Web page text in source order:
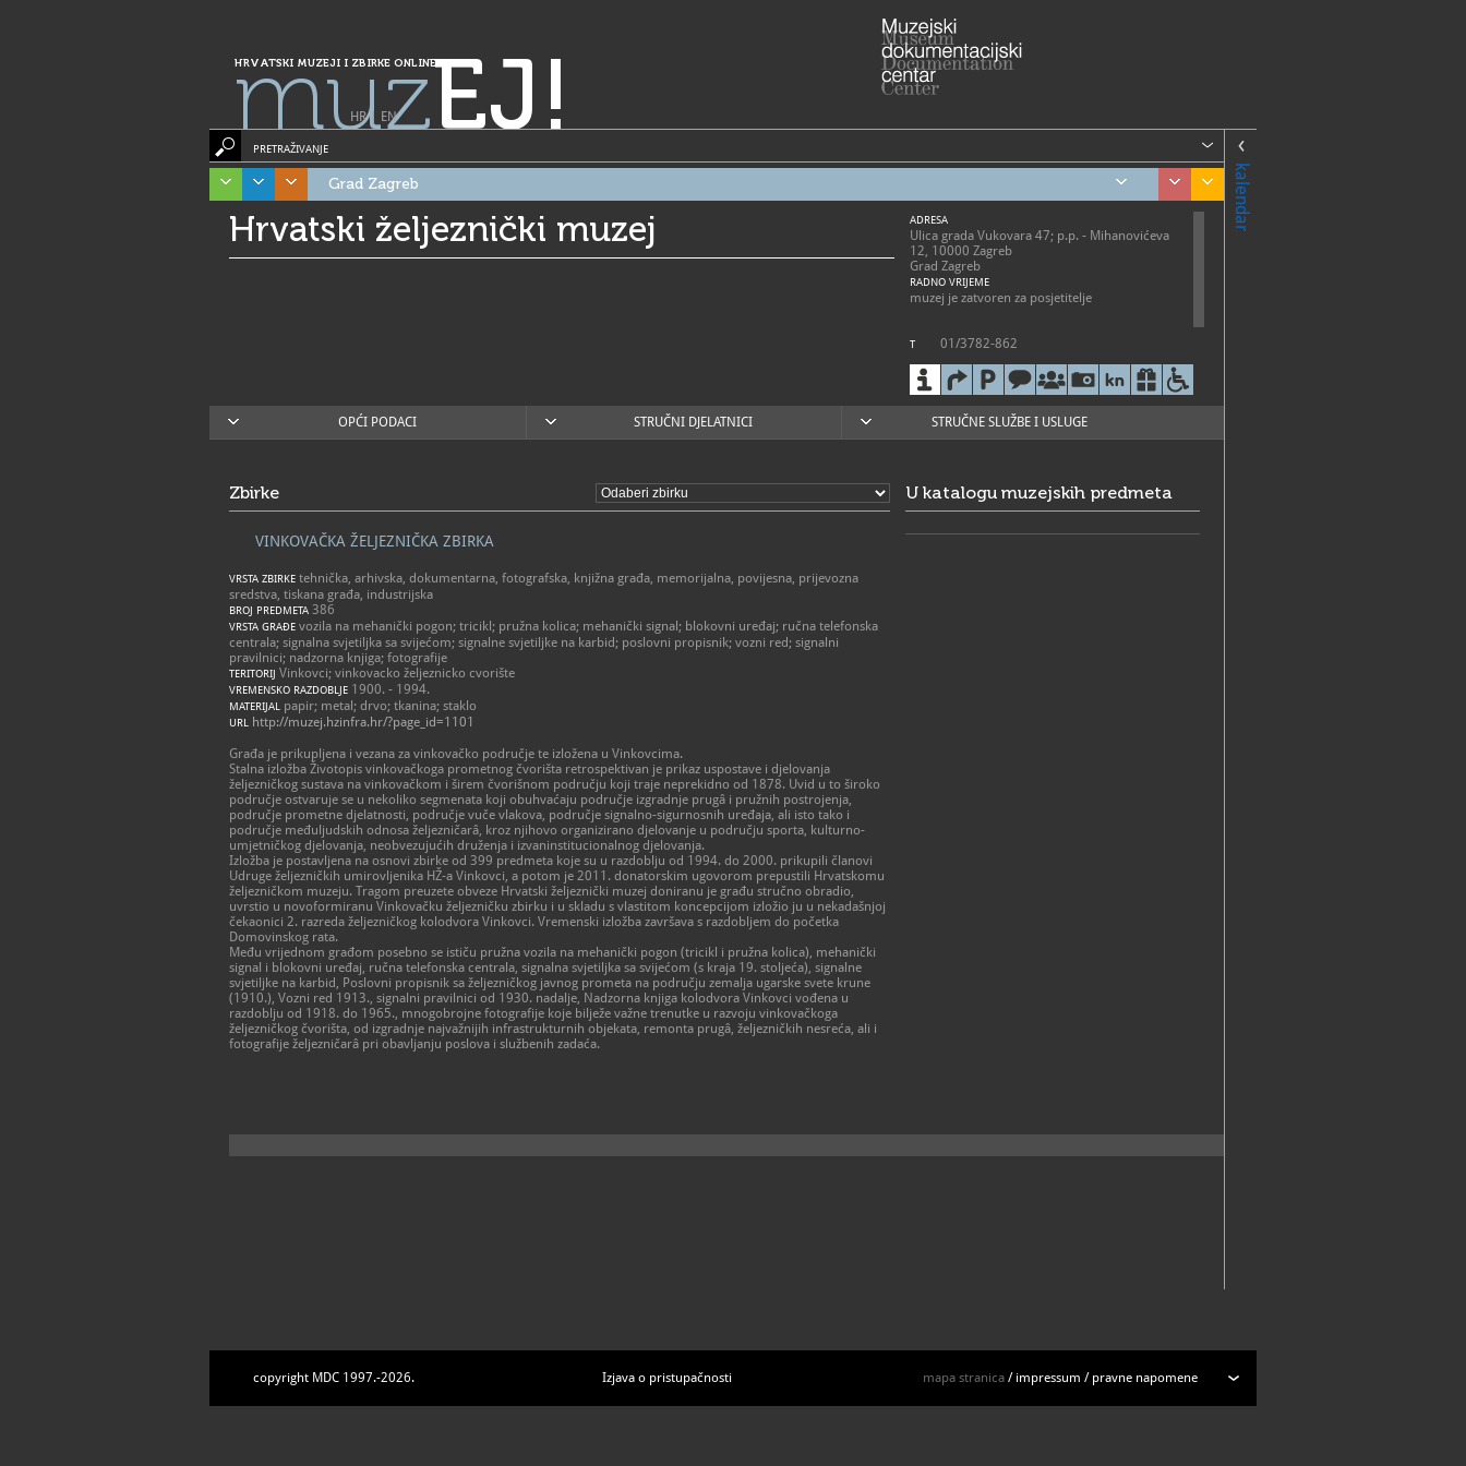
HRVATSKI MUZEJI I ZBIRKE ONLINE
muzEJ!
HR| EN
kalendar
PRETRAŽIVANJE
Grad Zagreb
Hrvatski željeznički muzej ADRESA
Ulica grada Vukovara 47; p.p. - Mihanovićeva
12, 10000 Zagreb
Grad Zagreb
RADNO VRIJEME
muzej je zatvoren za posjetitelje
T 01/3782-862
W https://muzej.hzinfra.hr/
OPĆI PODACI STRUČNI DJELATNICI STRUČNE SLUŽBE I USLUGE
Zbirke
VINKOVAČKA ŽELJEZNIČKA ZBIRKA
VRSTA ZBIRKE tehnička, arhivska, dokumentarna, fotografska, knjižna građa, memorijalna, povijesna, prijevozna
sredstva, tiskana građa, industrijska
BROJ PREDMETA 386
VRSTA GRAĐE vozila na mehanički pogon; tricikl; pružna kolica; mehanički signal; blokovni uređaj; ručna telefonska
centrala; signalna svjetiljka sa svijećom; signalne svjetiljke na karbid; poslovni propisnik; vozni red; signalni
pravilnici; nadzorna knjiga; fotografije
TERITORIJ Vinkovci; vinkovacko željeznicko cvorište
VREMENSKO RAZDOBLJE 1900. - 1994.
MATERIJAL papir; metal; drvo; tkanina; staklo
URL http://muzej.hzinfra.hr/?page_id=1101
Građa je prikupljena i vezana za vinkovačko područje te izložena u Vinkovcima.
Stalna izložba Životopis vinkovačkoga prometnog čvorišta retrospektivan je prikaz uspostave i djelovanja
željezničkog sustava na vinkovačkom i širem čvorišnom području koji traje neprekidno od 1878. Uvid u to široko
područje ostvaruje se u nekoliko segmenata koji obuhvaćaju područje izgradnje prugâ i pružnih postrojenja,
područje prometne djelatnosti, područje vuče vlakova, područje signalno-sigurnosnih uređaja, ali isto tako i
područje međuljudskih odnosa željezničarâ, kroz njihovo organizirano djelovanje u području sporta, kulturno-
umjetničkog djelovanja, neobvezujućih druženja i izvaninstitucionalnog djelovanja.
Izložba je postavljena na osnovi zbirke od 399 predmeta koje su u razdoblju od 1994. do 2000. prikupili članovi
Udruge željezničkih umirovljenika HŽ-a Vinkovci, a potom je 2011. donatorskim ugovorom prepustili Hrvatskomu
željezničkom muzeju. Tragom preuzete obveze Hrvatski željeznički muzej doniranu je građu stručno obradio,
uvrstio u novoformiranu Vinkovačku željezničku zbirku i u skladu s vlastitom koncepcijom izložio ju u nekadašnjoj
čekaonici 2. razreda željezničkog kolodvora Vinkovci. Vremenski izložba završava s razdobljem do početka
Domovinskog rata.
Među vrijednom građom posebno se ističu pružna vozila na mehanički pogon (tricikl i pružna kolica), mehanički
signal i blokovni uređaj, ručna telefonska centrala, signalna svjetiljka sa svijećom (s kraja 19. stoljeća), signalne
svjetiljke na karbid, Poslovni propisnik sa željezničkog javnog prometa na području zemalja ugarske svete krune
(1910.), Vozni red 1913., signalni pravilnici od 1930. nadalje, Nadzorna knjiga kolodvora Vinkovci vođena u
razdoblju od 1918. do 1965., mnogobrojne fotografije koje bilježe važne trenutke u razvoju vinkovačkoga
željezničkog čvorišta, od izgradnje najvažnijih infrastrukturnih objekata, remonta prugâ, željezničkih nesreća, ali i
fotografije željezničarâ pri obavljanju poslova i službenih zadaća.
U katalogu muzejskih predmeta
copyright MDC 1997.-2026. Izjava o pristupačnosti mapa stranica / impressum / pravne napomene